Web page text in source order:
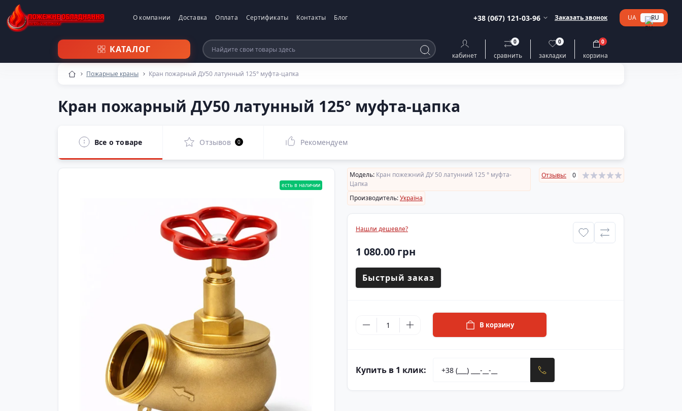
О компании Доставка Оплата Сертификаты Контакты Блог +38 (067) 121-03-96 Заказать звонок UA RU
КАТАЛОГ
кабинет сравнить
0
закладки
0
корзина
0
Пожарные краны Кран пожарный ДУ50 латунный 125° муфта-цапка
Кран пожарный ДУ50 латунный 125° муфта-цапка
Все о товаре Отзывов 0 Рекомендуем
есть в наличии
Модель: Кран пожежний ДУ 50 латунний 125 ° муфта-
Цапка
Производитель:Україна
Отзывы: 0
Нашли дешевле?
1 080.00 грн
Быстрый заказ
В корзину
Купить в 1 клик: